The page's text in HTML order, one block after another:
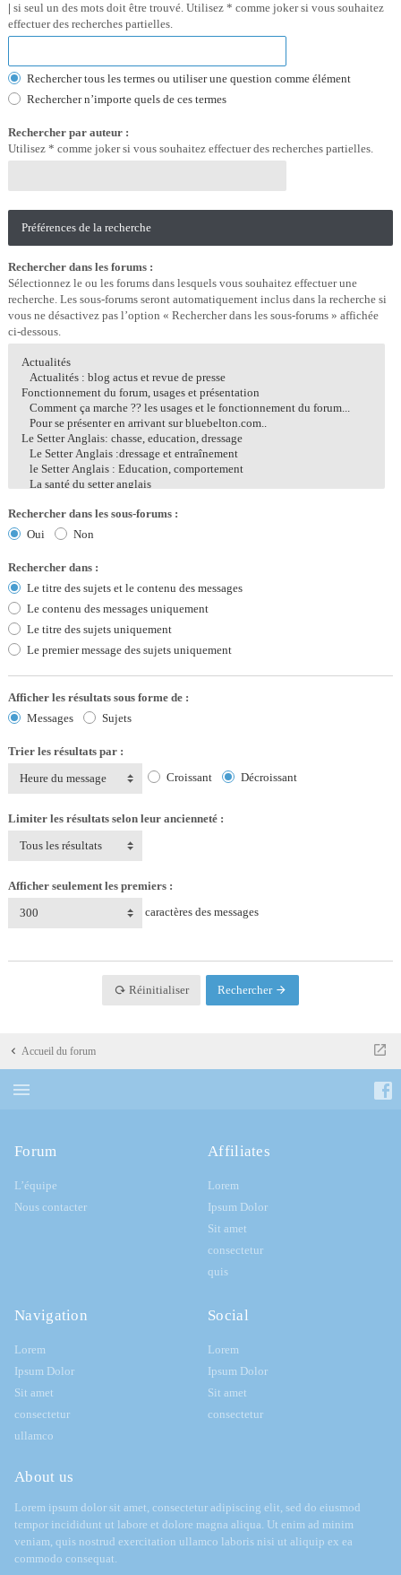
| si seul un des mots doit être trouvé. Utilisez * comme joker si vous souhaitez
effectuer des recherches partielles.
Rechercher tous les termes ou utiliser une question comme élément
Rechercher n’importe quels de ces termes
Rechercher par auteur :
Utilisez * comme joker si vous souhaitez effectuer des recherches partielles.
Préférences de la recherche
Rechercher dans les forums :
Sélectionnez le ou les forums dans lesquels vous souhaitez effectuer une
recherche. Les sous-forums seront automatiquement inclus dans la recherche si
vous ne désactivez pas l’option « Rechercher dans les sous-forums » affichée
ci-dessous.
Rechercher dans les sous-forums :
Oui
Non
Rechercher dans :
Le titre des sujets et le contenu des messages
Le contenu des messages uniquement
Le titre des sujets uniquement
Le premier message des sujets uniquement
Afficher les résultats sous forme de :
Messages
Sujets
Trier les résultats par :
Heure du message
Croissant Décroissant
Limiter les résultats selon leur ancienneté :
Tous les résultats
Afficher seulement les premiers :
300
caractères des messages
Réinitialiser Rechercher
Accueil du forum
Forum
L’équipe
Nous contacter
Affiliates
Lorem
Ipsum Dolor
Sit amet
consectetur
quis
Navigation
Lorem
Ipsum Dolor
Sit amet
consectetur
ullamco
Social
Lorem
Ipsum Dolor
Sit amet
consectetur
About us
Lorem ipsum dolor sit amet, consectetur adipiscing elit, sed do eiusmod
tempor incididunt ut labore et dolore magna aliqua. Ut enim ad minim
veniam, quis nostrud exercitation ullamco laboris nisi ut aliquip ex ea
commodo consequat.